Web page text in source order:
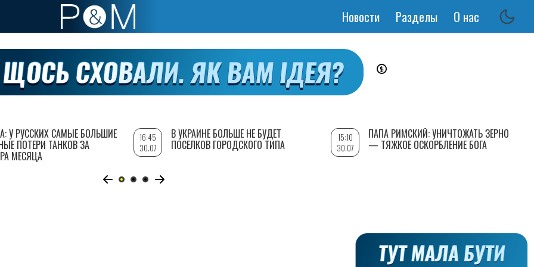
Основная
Новости Разделы О нас
У РУССКИХ САМЫЕ БОЛЬШИЕ
ПОТЕРИ ТАНКОВ ЗА
МЕСЯЦА
16:45
30.07
В УКРАИНЕ БОЛЬШЕ НЕ БУДЕТ
ПОСЕЛКОВ ГОРОДСКОГО ТИПА
15:10
30.07
ПАПА РИМСКИЙ: УНИЧТОЖАТЬ ЗЕРНО
— ТЯЖКОЕ ОСКОРБЛЕНИЕ БОГА